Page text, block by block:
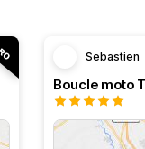
Sebastien